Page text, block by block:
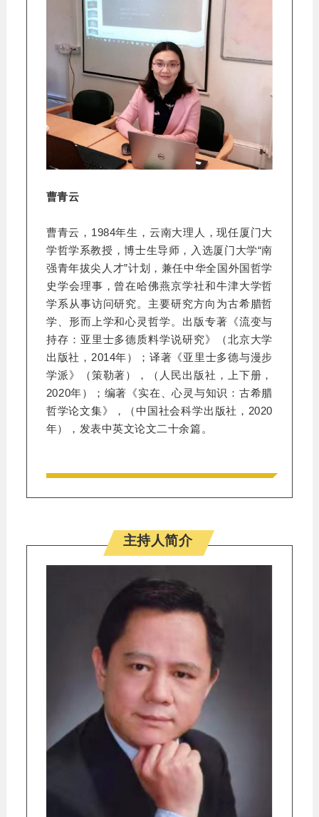
曹青云
曹青云，1984年生，云南大理人，现任厦门大
学哲学系教授，博士生导师，入选厦门大学“南
强青年拔尖人才”计划，兼任中华全国外国哲学
史学会理事，曾在哈佛燕京学社和牛津大学哲
学系从事访问研究。主要研究方向为古希腊哲
学、形而上学和心灵哲学。出版专著《流变与
持存：亚里士多德质料学说研究》（北京大学
出版社，2014年）；译著《亚里士多德与漫步
学派》（策勒著），（人民出版社，上下册，
2020年）；编著《实在、心灵与知识：古希腊
哲学论文集》，（中国社会科学出版社，2020
年），发表中英文论文二十余篇。
主持人简介es